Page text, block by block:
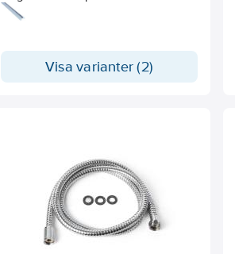
Visa varianter (2)